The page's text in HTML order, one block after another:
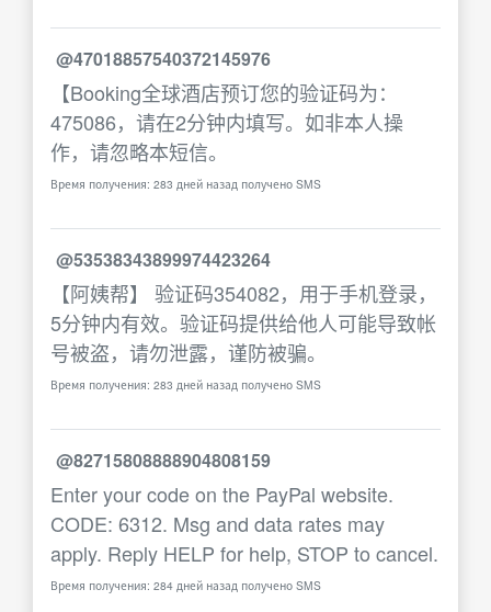
@47018857540372145976
【Booking全球酒店预订您的验证码为：
475086，请在2分钟内填写。如非本人操
作，请忽略本短信。
Время получения: 283 дней назад получено SMS
@53538343899974423264
【阿姨帮】 验证码354082，用于手机登录，
5分钟内有效。验证码提供给他人可能导致帐
号被盗，请勿泄露，谨防被骗。
Время получения: 283 дней назад получено SMS
@82715808888904808159
Enter your code on the PayPal website.
CODE: 6312. Msg and data rates may
apply. Reply HELP for help, STOP to cancel.
Время получения: 284 дней назад получено SMS